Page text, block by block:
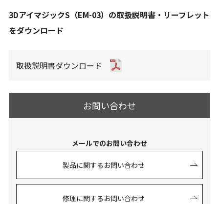
3DアイマジックS（EM-03）の取扱説明書・リーフレット
をダウンロード
取扱説明書ダウンロード
お問い合わせ
メールでのお問い合わせ
製品に関するお問い合わせ
修理に関するお問い合わせ